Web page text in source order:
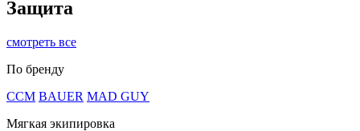
Защита
смотреть все
По бренду
CCM BAUER MAD GUY
Мягкая экипировка